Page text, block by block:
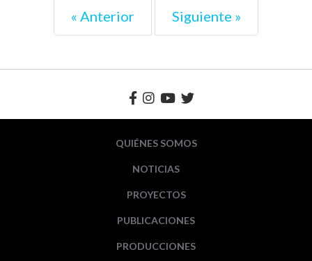
« Anterior Siguiente »
QUIÉNES SOMOS
NOTICIAS
PROYECTOS
PUBLICACIONES
PRODUCCIONES